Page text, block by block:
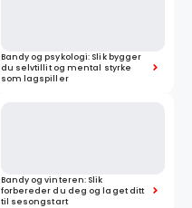
Bandy og psykologi: Slik bygger
du selvtillit og mental styrke
som lagspiller
Bandy og vinteren: Slik
forbereder du deg og laget ditt
til sesongstart